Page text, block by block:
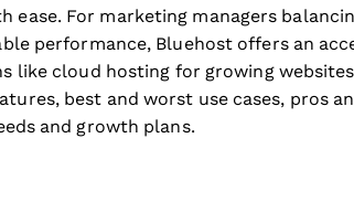
ease. For marketing managers
performance, Bluehost offers an
like cloud hosting for growing
best and worst use cases, pros
and growth plans.